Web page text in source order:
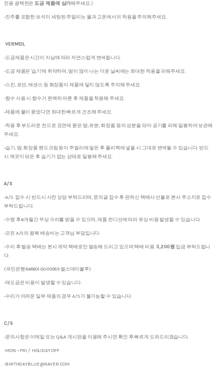
전용 광택천은도금 제품에 삼가해주세요.)
-진주를 포함한 보석이 세팅된 주얼리는 물과 고온에서의 착용을 주의해주세요.
VERMEIL
-도금제품은 시간이 지남에 따라 자연스럽게 변색됩니다.
-도금 제품은 '습기'에 취약하며, 땀이 많이 나는 더운 날씨에는 최대한 착용을 피해주세요.
-스킨, 로션, 에센스 등 화장품이 제품에 닿지 않도록 주의해 주세요.
-향수 사용 시 향수가 완벽히 마른 후 제품을 착용해 주세요.
-제품에 물이 묻었다면 최대한 빠르게 건조해 주세요.
-착용 후 부드러운 천으로 표면에 묻은 땀, 유분, 화장품 등의 성분을 닦아 공기를 피해 밀봉하여 보관해
주세요.
-습기, 땀, 화장품 핸드크림 등이 주얼리에 닿은 후 폴리백에 넣을 시 그대로 변색될 수 있습니다. 반드
시 깨끗이 닦은 후 습기가 없는 상태로 밀봉해 주세요.
A/S
-A/S 접수 시 반드시 사전 상담 부탁드리며, 문의글 접수 후 편하신 택배사 선불로 본사 주소지로 접수
부탁드립니다.
-수령 후 6개월간 무상 수리를 받을 수 있으며, 제품 컨디션에 따라 유상 비용 발생할 수 있습니다.
-모든 A/S의 왕복 배송비는 고객님 부담입니다.
-수리 후 발송 택배는 본사 계약 택배로만 발송해 드리고 있으며 택배 비용3,200원 입금 부탁드립니
다.
(국민은행 848801-00-110089 벌스데이블루)
-재도금은 비용이 발생할 수 있습니다.
-수리가 어려운 일부 제품의 경우 A/S가 불가능할 수 있습니다.
C/S
-문의사항은 이메일 또는 Q&A 게시판을 이용해 주시면 확인 후 빠르게 도와드리겠습니다.
-MON ~ FRI / HOLIDAY OFF
-BIRTHDAYBLUE@NAVER.COM